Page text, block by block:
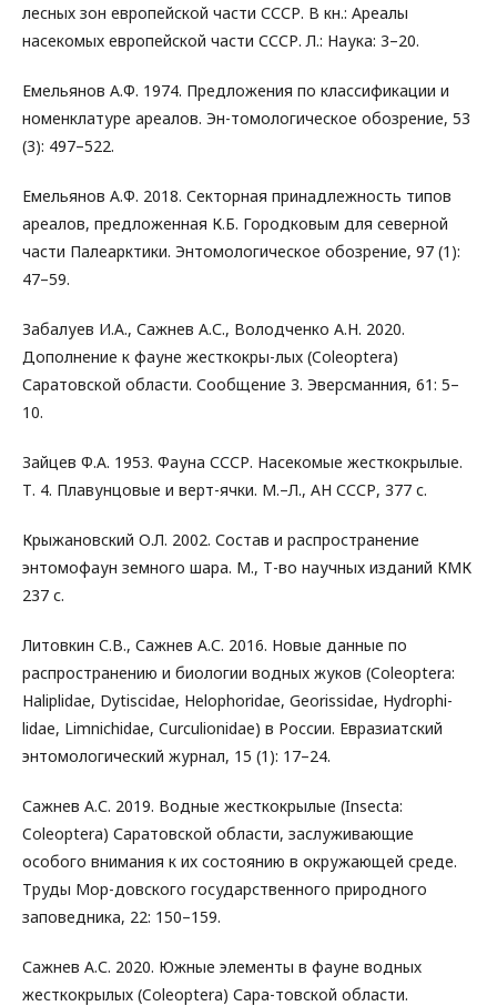
лесных зон европейской части СССР. В кн.: Ареалы
насекомых европейской части СССР. Л.: Наука: 3–20.
Емельянов А.Ф. 1974. Предложения по классификации и
номенклатуре ареалов. Эн-томологическое обозрение, 53
(3): 497–522.
Емельянов А.Ф. 2018. Секторная принадлежность типов
ареалов, предложенная К.Б. Городковым для северной
части Палеарктики. Энтомологическое обозрение, 97 (1):
47–59.
Забалуев И.А., Сажнев А.С., Володченко А.Н. 2020.
Дополнение к фауне жесткокры-лых (Coleoptera)
Саратовской области. Сообщение 3. Эверсманния, 61: 5–
10.
Зайцев Ф.А. 1953. Фауна СССР. Насекомые жесткокрылые.
Т. 4. Плавунцовые и верт-ячки. М.–Л., АН СССР, 377 с.
Крыжановский О.Л. 2002. Состав и распространение
энтомофаун земного шара. М., Т-во научных изданий КМК
237 с.
Литовкин С.В., Сажнев А.С. 2016. Новые данные по
распространению и биологии водных жуков (Coleoptera:
Haliplidae, Dytiscidae, Helophoridae, Georissidae, Hydrophi-
lidae, Limnichidae, Curculionidae) в России. Евразиатский
энтомологический журнал, 15 (1): 17–24.
Сажнев А.С. 2019. Водные жесткокрылые (Insecta:
Coleoptera) Саратовской области, заслуживающие
особого внимания к их состоянию в окружающей среде.
Труды Мор-довского государственного природного
заповедника, 22: 150–159.
Сажнев А.С. 2020. Южные элементы в фауне водных
жесткокрылых (Coleoptera) Сара-товской области.